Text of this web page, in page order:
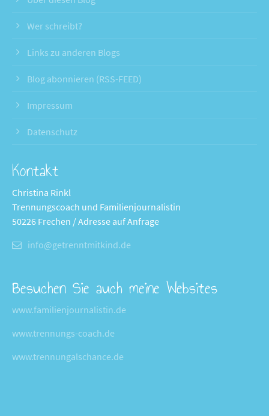
Wer schreibt?
Links zu anderen Blogs
Blog abonnieren (RSS-FEED)
Impressum
Datenschutz
Kontakt
Christina Rinkl
Trennungscoach und Familienjournalistin
50226 Frechen / Adresse auf Anfrage
info@getrenntmitkind.de
Besuchen Sie auch meine Websites
www.familienjournalistin.de
www.trennungs-coach.de
www.trennungalschance.de